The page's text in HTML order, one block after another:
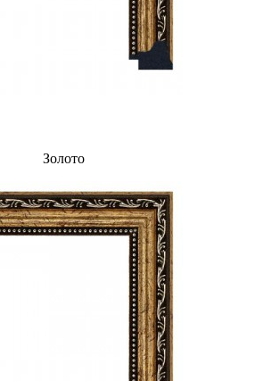
Золото